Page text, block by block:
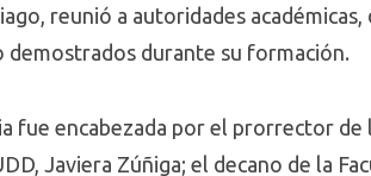
reunió a autoridades
demostrados durante su formación.
fue encabezada por el prorrector
Javiera Zúñiga; el decano de la